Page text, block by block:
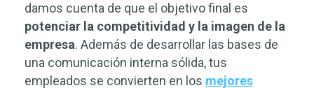
damos cuenta de que el objetivo final es
potenciar la competitividad y la imagen de la
empresa. Además de desarrollar las bases de
una comunicación interna sólida, tus
empleados se convierten en los mejores